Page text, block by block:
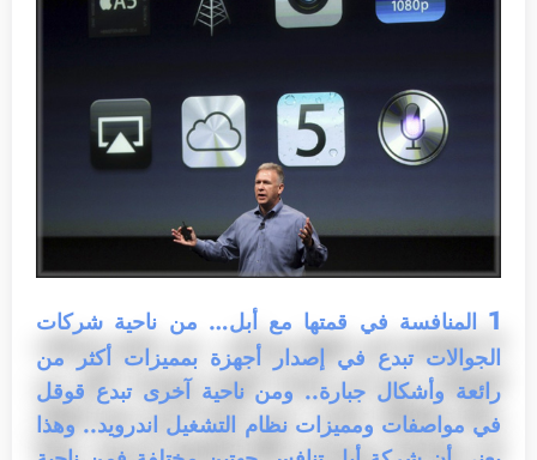
1 المنافسة في قمتها مع أبل… من ناحية شركات
الجوالات تبدع في إصدار أجهزة بمميزات أكثر من
رائعة وأشكال جبارة.. ومن ناحية آخرى تبدع قوقل
في مواصفات ومميزات نظام التشغيل اندرويد.. وهذا